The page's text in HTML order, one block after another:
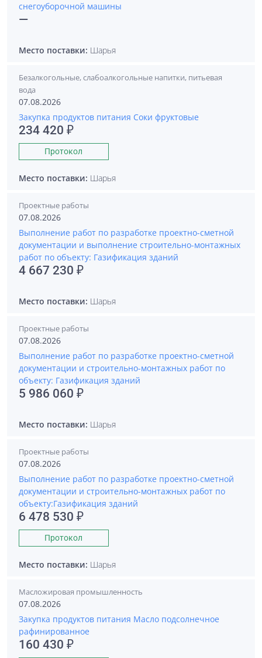
снегоуборочной машины
—
Место поставки: Шарья
Безалкогольные, слабоалкогольные напитки, питьевая
вода
07.08.2026
Закупка продуктов питания Соки фруктовые
234 420 ₽
Протокол
Место поставки: Шарья
Проектные работы
07.08.2026
Выполнение работ по разработке проектно-сметной
документации и выполнение строительно-монтажных
работ по объекту: Газификация зданий
4 667 230 ₽
Место поставки: Шарья
Проектные работы
07.08.2026
Выполнение работ по разработке проектно-сметной
документации и строительно-монтажных работ по
объекту: Газификация зданий
5 986 060 ₽
Место поставки: Шарья
Проектные работы
07.08.2026
Выполнение работ по разработке проектно-сметной
документации и строительно-монтажных работ по
объекту:Газификация зданий
6 478 530 ₽
Протокол
Место поставки: Шарья
Масложировая промышленность
07.08.2026
Закупка продуктов питания Масло подсолнечное
рафинированное
160 430 ₽